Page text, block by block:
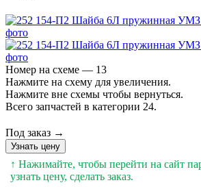
Номер на схеме — 13
Нажмите на схему для увеличения.
Нажмите вне схемы чтобы вернуться.
Всего запчастей в категории 24.
Под заказ →
Узнать цену
↑ Нажимайте, чтобы перейти на сайт
узнать цену, сделать заказ.